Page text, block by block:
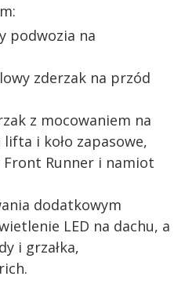
podwozia na
zderzak na przód
z mocowaniem na
i koło zapasowe,
Front Runner i namiot
dodatkowym
LED na dachu, a
i grzałka,